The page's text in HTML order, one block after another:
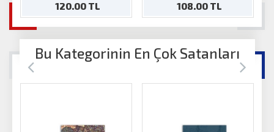
120.00 TL 108.00 TL
Bu Kategorinin En Çok Satanları